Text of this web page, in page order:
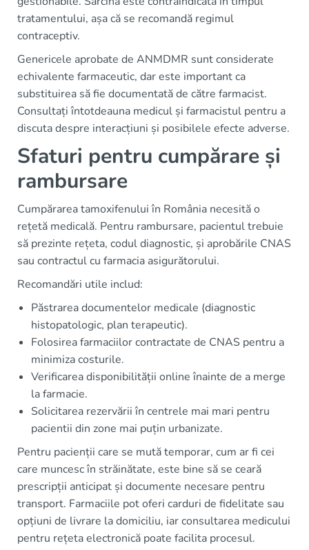
tratamentului, așa că se recomandă regimul
contraceptiv.
Genericele aprobate de ANMDMR sunt considerate
echivalente farmaceutic, dar este important ca
substituirea să fie documentată de către farmacist.
Consultați întotdeauna medicul și farmacistul pentru a
discuta despre interacțiuni și posibilele efecte adverse.
Sfaturi pentru cumpărare și
rambursare
Cumpărarea tamoxifenului în România necesită o
rețetă medicală. Pentru rambursare, pacientul trebuie
să prezinte rețeta, codul diagnostic, și aprobările CNAS
sau contractul cu farmacia asigurătorului.
Recomandări utile includ:
Păstrarea documentelor medicale (diagnostic
histopatologic, plan terapeutic).
Folosirea farmaciilor contractate de CNAS pentru a
minimiza costurile.
Verificarea disponibilității online înainte de a merge
la farmacie.
Solicitarea rezervării în centrele mai mari pentru
pacientii din zone mai puțin urbanizate.
Pentru pacienții care se mută temporar, cum ar fi cei
care muncesc în străinătate, este bine să se ceară
prescripții anticipat și documente necesare pentru
transport. Farmaciile pot oferi carduri de fidelitate sau
opțiuni de livrare la domiciliu, iar consultarea medicului
pentru rețeta electronică poate facilita procesul.